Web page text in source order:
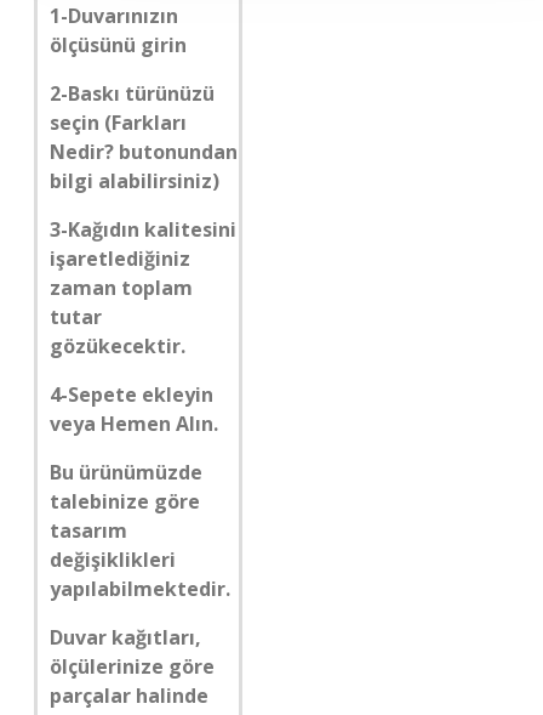
1-Duvarınızın
ölçüsünü girin
2-Baskı türünüzü
seçin (Farkları
Nedir? butonundan
bilgi alabilirsiniz)
3-Kağıdın kalitesini
işaretlediğiniz
zaman toplam
tutar
gözükecektir.
4-Sepete ekleyin
veya Hemen Alın.
Bu ürünümüzde
talebinize göre
tasarım
değişiklikleri
yapılabilmektedir.
Duvar kağıtları,
ölçülerinize göre
parçalar halinde